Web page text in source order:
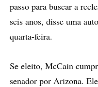
passo para buscar a
seis anos, disse uma
quarta-feira.
Se eleito, McCain
senador por Arizona.